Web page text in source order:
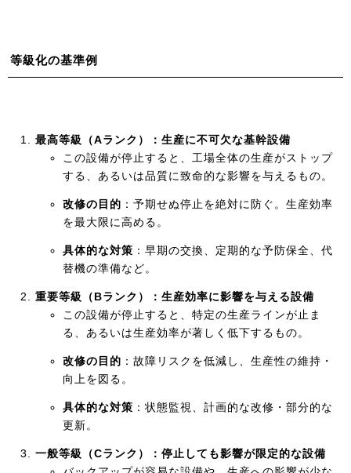
等級化の基準例
最高等級（Aランク）：生産に不可欠な基幹設備
この設備が停止すると、工場全体の生産がストップ
する、あるいは品質に致命的な影響を与えるもの。
改修の目的 ：予期せぬ停止を絶対に防ぐ。生産効率
を最大限に高める。
具体的な対策 ：早期の交換、定期的な予防保全、代
替機の準備など。
重要等級（Bランク）：生産効率に影響を与える設備
この設備が停止すると、特定の生産ラインが止ま
る、あるいは生産効率が著しく低下するもの。
改修の目的 ：故障リスクを低減し、生産性の維持・
向上を図る。
具体的な対策 ：状態監視、計画的な改修・部分的な
更新。
一般等級（Cランク）：停止しても影響が限定的な設備